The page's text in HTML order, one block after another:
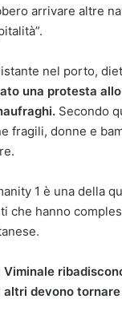
arrivare altre
nel porto,
una protesta
Secondo
fragili, donne e
1 è una della
che hanno
Viminale
altri devono